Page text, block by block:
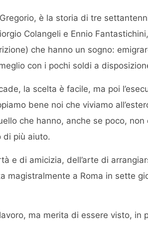
è la storia di tre
Colangeli e Ennio Fantastichini,
che hanno un sogno:
con i pochi soldi a
la scelta è facile, ma poi
bene noi che viviamo
che hanno, anche se poco,
di più aiuto.
e di amicizia, dell’arte di
magistralmente a Roma in sette
ma merita di essere visto, in